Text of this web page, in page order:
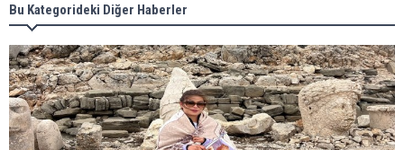
Bu Kategorideki Diğer Haberler